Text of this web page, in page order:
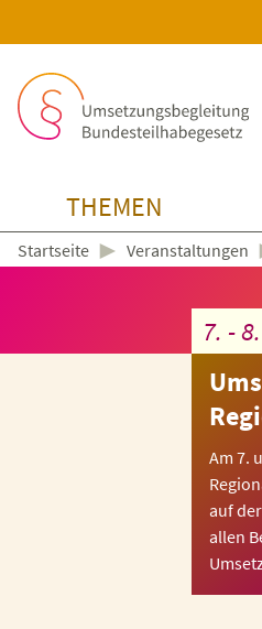
THEMEN
Startseite ► Veranstaltungen
7. -
Am 7.
auf
allen